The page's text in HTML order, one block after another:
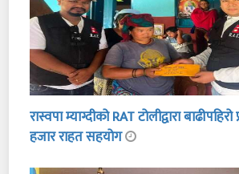
रास्वपा म्याग्दीको RAT टोलीद्वारा
हजार राहत सहयोग